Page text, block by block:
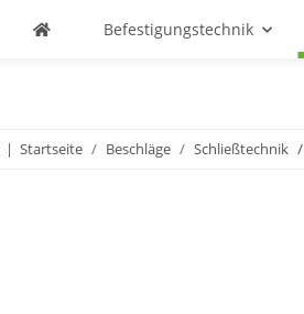
Befestigungstechnik
Startseite Beschläge Schließtechnik